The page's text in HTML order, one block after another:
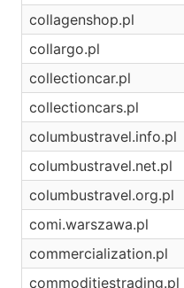
collagenshop.pl
collargo.pl
collectioncar.pl
collectioncars.pl
columbustravel.info.pl
columbustravel.net.pl
columbustravel.org.pl
comi.warszawa.pl
commercialization.pl
commoditiestrading.pl